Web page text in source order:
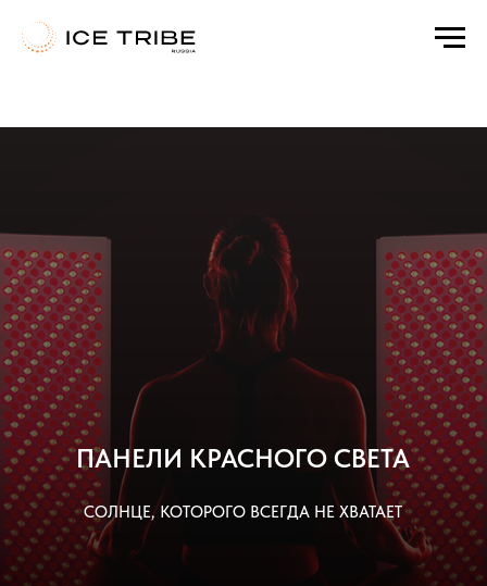
Html code will be here
СОЛНЦЕ, KOTOPOГО BCEГДА HE XBATAET
ПАНЕЛИ КРАСНОГО СВЕТА